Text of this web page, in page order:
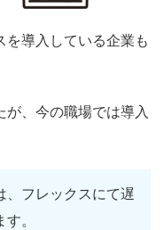
導入している企業も
、今の職場では導入
、フレックスにて遅
。